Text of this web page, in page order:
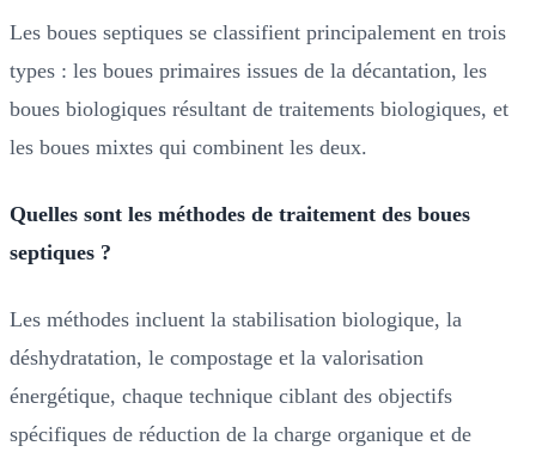
Les boues septiques se classifient principalement en trois
types : les boues primaires issues de la décantation, les
boues biologiques résultant de traitements biologiques, et
les boues mixtes qui combinent les deux.
Quelles sont les méthodes de traitement des boues
septiques ?
Les méthodes incluent la stabilisation biologique, la
déshydratation, le compostage et la valorisation
énergétique, chaque technique ciblant des objectifs
spécifiques de réduction de la charge organique et de